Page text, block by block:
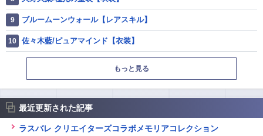
ブルームーンウォール【レアスキル】
佐々木藍/ピュアマインド【衣装】
もっと見る
最近更新された記事
ラスバレ クリエイターズコラボメモリアコレクション